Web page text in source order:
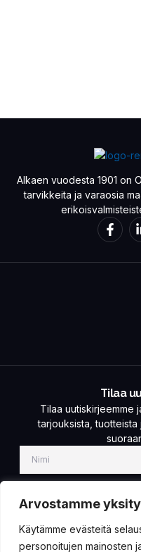
Arvostamme
Käytämme evästeitä
personoitujen mainosten
Alkaen vuodesta 1901 on
tarvikkeita ja varaosia
Tilaa
Tilaa uutiskirjeemme
tarjouksista, tuotteista